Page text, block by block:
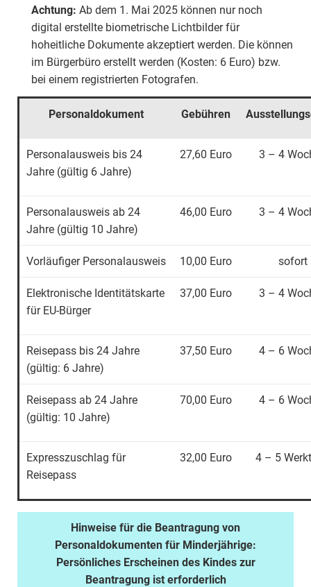
Achtung: Ab dem 1. Mai 2025 können nur noch
digital erstellte biometrische Lichtbilder für
hoheitliche Dokumente akzeptiert werden. Die können
im Bürgerbüro erstellt werden (Kosten: 6 Euro) bzw.
bei einem registrierten Fotografen.
Personaldokument Gebühren
Personalausweis bis 24
Jahre (gültig 6 Jahre)
27,60 Euro 3 – 4
Personalausweis ab 24
Jahre (gültig 10 Jahre)
46,00 Euro 3 – 4
Vorläufiger Personalausweis 10,00 Euro sofort
Elektronische Identitätskarte
für EU-Bürger
37,00 Euro 3 – 4
Reisepass bis 24 Jahre
(gültig: 6 Jahre)
37,50 Euro 4 – 6
Reisepass ab 24 Jahre
(gültig: 10 Jahre)
70,00 Euro 4 – 6
Expresszuschlag für
Reisepass
32,00 Euro 4 – 5
Hinweise für die Beantragung von
Personaldokumenten für Minderjährige:
Persönliches Erscheinen des Kindes zur
Beantragung ist erforderlich